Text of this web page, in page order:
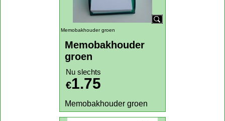
Memobakhouder groen
Memobakhouder
groen